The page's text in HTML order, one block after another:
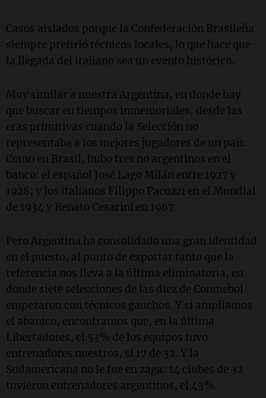
Casos aislados porque la Confederación Brasileña
siempre prefirió técnicos locales, lo que hace que
la llegada del italiano sea un evento histórico.
Muy similar a nuestra Argentina, en donde hay
que buscar en tiempos inmemoriales, desde las
eras primitivas cuando la Selección no
representaba a los mejores jugadores de un país.
Como en Brasil, hubo tres no argentinos en el
banco: el español José Lago Milán entre 1927 y
1928; y los italianos Filippo Pacuzzi en el Mundial
de 1934 y Renato Cesarini en 1967.
Pero Argentina ha consolidado una gran identidad
en el puesto, al punto de exportar tanto que la
referencia nos lleva a la última eliminatoria, en
donde siete selecciones de las diez de Conmebol
empezaron con técnicos gauchos. Y si ampliamos
el abanico, encontramos que, en la última
Libertadores, el 53% de los equipos tuvo
entrenadores nuestros, sí 17 de 32. Y la
Sudamericana no le fue en zaga: 14 clubes de 32
tuvieron entrenadores argentinos, el 43%.